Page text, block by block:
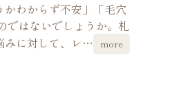
わからず不安」「毛穴
はないでしょうか。札
みに対して、レ…
more